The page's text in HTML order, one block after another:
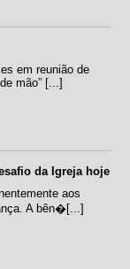
em reunião de
mão” [...]
da Igreja hoje
aos
A bên�[...]